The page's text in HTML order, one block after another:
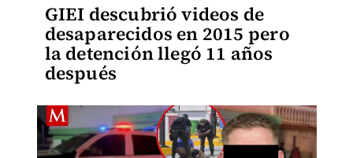
GIEI descubrió videos de
desaparecidos en 2015 pero
la detención llegó 11 años
después